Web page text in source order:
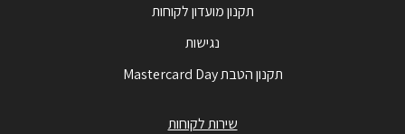
תקנון מועדון לקוחות
נגישות
תקנון הטבת Mastercard Day
שירות לקוחות